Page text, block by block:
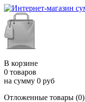
В корзине
0 товаров
на сумму 0 руб
Отложенные товары (0)